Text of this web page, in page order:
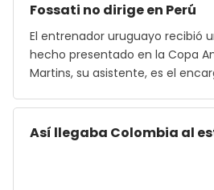
Fossati no dirige en Perú
El entrenador uruguayo recibió
hecho presentado en la Copa
Martins, su asistente, es el
Así llegaba Colombia al